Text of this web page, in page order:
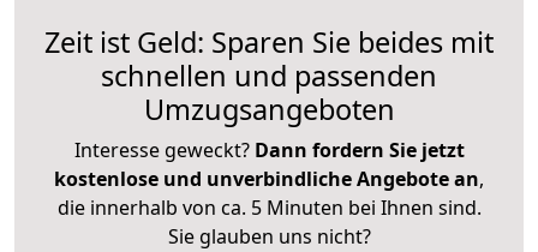
Zeit ist Geld: Sparen Sie beides mit
schnellen und passenden
Umzugsangeboten
Interesse geweckt? Dann fordern Sie jetzt
kostenlose und unverbindliche Angebote an,
die innerhalb von ca. 5 Minuten bei Ihnen sind.
Sie glauben uns nicht?